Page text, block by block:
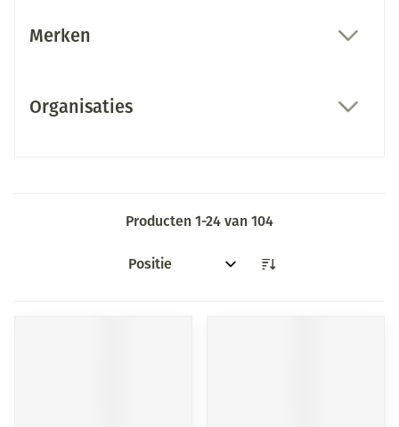
Merken
Organisaties
Producten 1-24 van 104
Sorteer op: